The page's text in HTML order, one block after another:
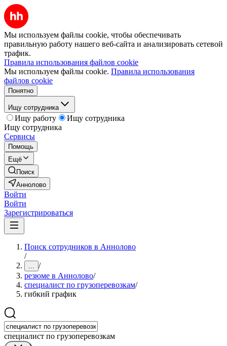
Мы используем файлы cookie, чтобы обеспечивать
правильную работу нашего веб-сайта и анализировать сетевой
трафик.
Правила использования файлов cookie
Мы используем файлы cookie. Правила использования
файлов cookie
Понятно
Ищу сотрудника
Ищу работу
Ищу сотрудника
Ищу сотрудника
Сервисы
Помощь
Ещё
Поиск
Аннолово
Войти
Войти
Зарегистрироваться
Поиск сотрудников в Аннолово
/
... /
резюме в Аннолово/
специалист по грузоперевозкам/
гибкий график
специалист по грузоперевозкам